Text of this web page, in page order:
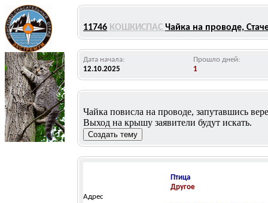
11746 КОШКИСПАС Чайка на проводе,
Дата начала:
12.10.2025
Прошло дней:
1
Чайка повисла на проводе, запутавшись
Выход на крышу заявители будут искать.
Птица
Другое
Адрес